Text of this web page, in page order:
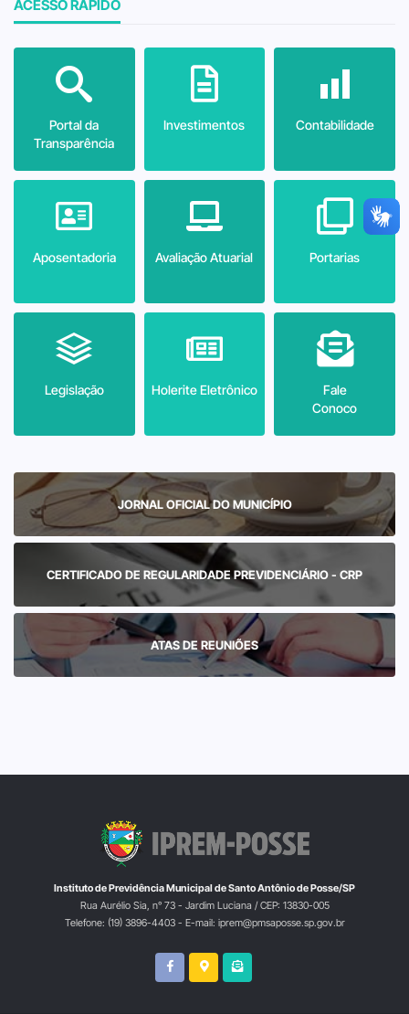
ACESSO RÁPIDO
Portal da
Transparência
Investimentos Contabilidade
Aposentadoria Avaliação Atuarial Portarias
Legislação Holerite Eletrônico
Fale
Conoco
JORNAL OFICIAL DO MUNICÍPIO
CERTIFICADO DE REGULARIDADE PREVIDENCIÁRIO - CRP
ATAS DE REUNIÕES
Instituto de Previdência Municipal de Santo Antônio de Posse/SP
Rua Aurélio Sia, n° 73 - Jardim Luciana / CEP: 13830-005
Telefone: (19) 3896-4403 - E-mail: iprem@pmsaposse.sp.gov.br